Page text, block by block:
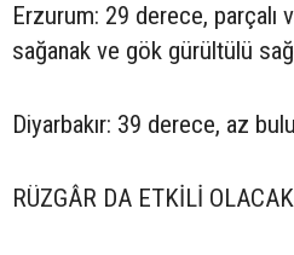
Erzurum: 29 derece, parçalı
sağanak ve gök gürültülü
Diyarbakır: 39 derece, az
RÜZGÂR DA ETKİLİ OLACAK